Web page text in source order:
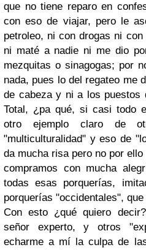
que no tiene reparo en
con eso de viajar, pero le
petroleo, ni con drogas ni
ni maté a nadie ni me dio
mezquitas o sinagogas; por
nada, pues lo del regateo me
de cabeza y ni a los puestos
Total, ¿pa qué, si casi todo
otro ejemplo claro de
"multiculturalidad" y eso de
da mucha risa pero no por
compramos con mucha
todas esas porquerías,
porquerías "occidentales",
Con esto ¿qué quiero
señor experto, y otros
echarme a mí la culpa de